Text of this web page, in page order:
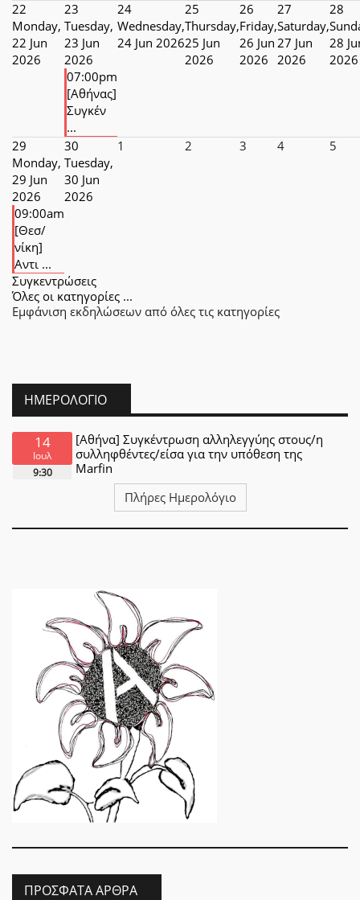
22
Monday,
22 Jun
2026
23
Tuesday,
23 Jun
2026
07:00pm
[Αθήνας]
Συγκέν
...
24
Wednesday,
24 Jun 2026
25
Thursday,
25 Jun
2026
26
Friday,
26 Jun
2026
27
Saturday,
27 Jun
2026
28
28
2026
29
Monday,
29 Jun
2026
09:00am
[Θεσ/
νίκη]
Αντι ...
30
Tuesday,
30 Jun
2026
1 2 3 4 5
Συγκεντρώσεις
Όλες οι κατηγορίες ...
Εμφάνιση εκδηλώσεων από όλες τις κατηγορίες
ΗΜΕΡΟΛΌΓΙΟ
14
Ιουλ
9:30
[Αθήνα] Συγκέντρωση αλληλεγγύης στους/η
συλληφθέντες/είσα για την υπόθεση της
Marfin
Πλήρες Ημερολόγιο
ΠΡΌΣΦΑΤΑ ΆΡΘΡΑ